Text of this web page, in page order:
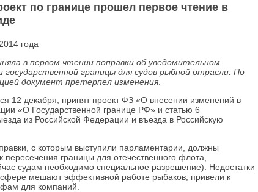
по границе прошел первое чтение в
года
в первом чтении поправки об уведомительном
государственной границы для судов рыбной отрасли. По
документ претерпел изменения
12 декабря, принят проект ФЗ «О внесении изменений в
«О Государственной границе РФ» и статью 6
из Российской Федерации и въезда в Российскую
с которым выступили парламентарии, должны
границы для отечественного флота,
судам необходимо специальное разрешение). Недостатки
мешают эффективной работе рыбаков, привели к
для компаний.